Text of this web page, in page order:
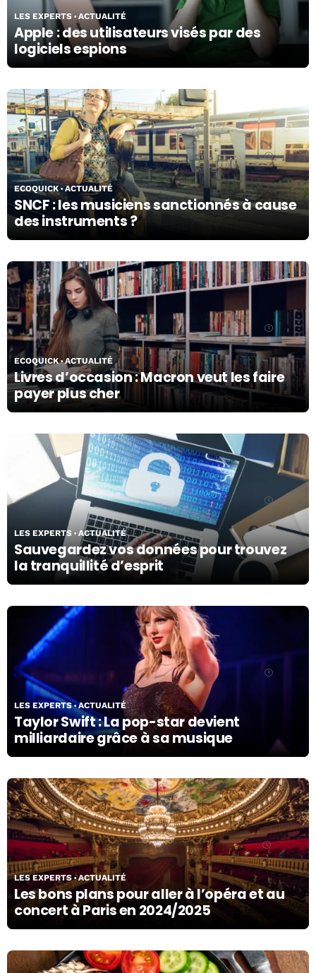
Apple : des utilisateurs visés par des
logiciels espions
LES EXPERTS ACTUALITÉ
SNCF : les musiciens sanctionnés à cause
des instruments ?
ECOQUICK ACTUALITÉ
15/04/24
Livres d’occasion : Macron veut les faire
payer plus cher
ECOQUICK ACTUALITÉ
15/04/24
Sauvegardez vos données pour trouvez
la tranquillité d’esprit
LES EXPERTS ACTUALITÉ
12/04/24
Taylor Swift : La pop-star devient
milliardaire grâce à sa musique
LES EXPERTS ACTUALITÉ
Les bons plans pour aller à l’opéra et au
concert à Paris en 2024/2025
LES EXPERTS ACTUALITÉ
22/05/24